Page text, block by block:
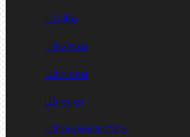
Шайбы
Шпильки
Шплинты
Шпонки
Шпоночная сталь